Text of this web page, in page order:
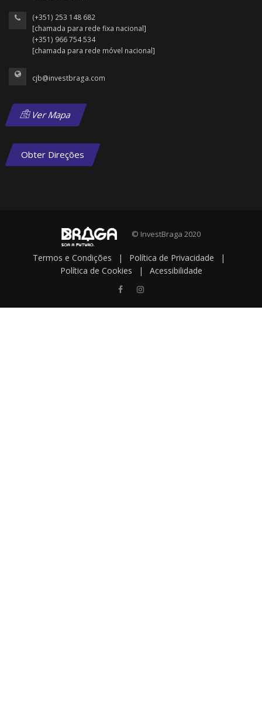
(+351) 253 148 682
[chamada para rede fixa nacional]
(+351) 966 754 534
[chamada para rede móvel nacional]
cjb@investbraga.com
Ver Mapa
Obter Direções
© InvestBraga 2020
Termos e Condições | Política de Privacidade
|
Política de Cookies
| Acessibilidade